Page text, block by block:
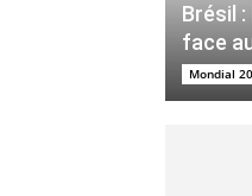
Brésil
face
Mondial